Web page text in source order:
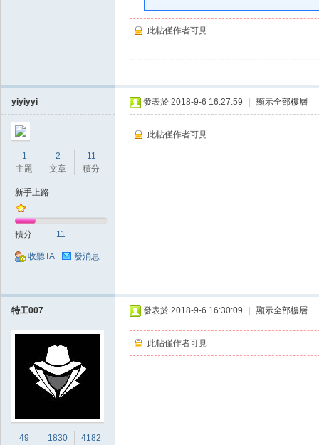
此帖僅作者可見
yiyiyyi
1
主題
2
文章
11
積分
新手上路
積分 11
收聽TA 發消息
發表於 2018-9-6 16:27:59 顯示全部樓層
此帖僅作者可見
特工007
49
1830
4182
發表於 2018-9-6 16:30:09 顯示全部樓層
此帖僅作者可見